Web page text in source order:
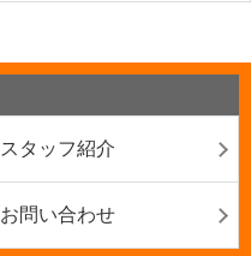
スタッフ紹介
お問い合わせ